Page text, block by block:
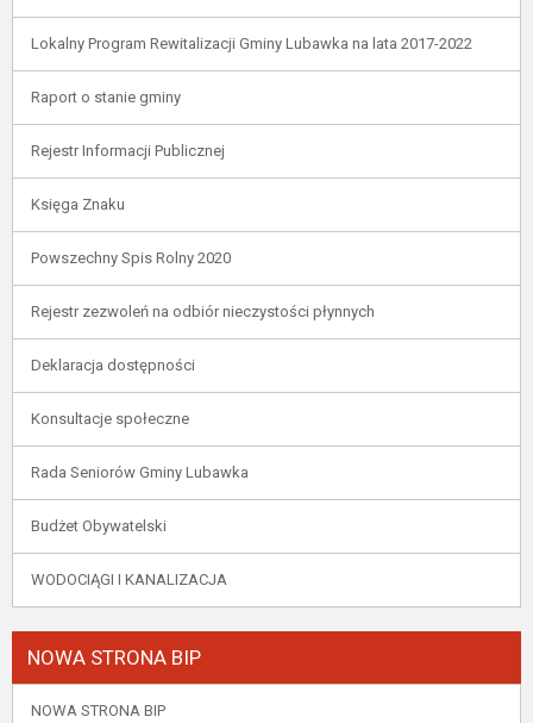
Lokalny Program Rewitalizacji Gminy Lubawka na lata 2017-2022
Raport o stanie gminy
Rejestr Informacji Publicznej
Księga Znaku
Powszechny Spis Rolny 2020
Rejestr zezwoleń na odbiór nieczystości płynnych
Deklaracja dostępności
Konsultacje społeczne
Rada Seniorów Gminy Lubawka
Budżet Obywatelski
WODOCIĄGI I KANALIZACJA
NOWA STRONA BIP
NOWA STRONA BIP